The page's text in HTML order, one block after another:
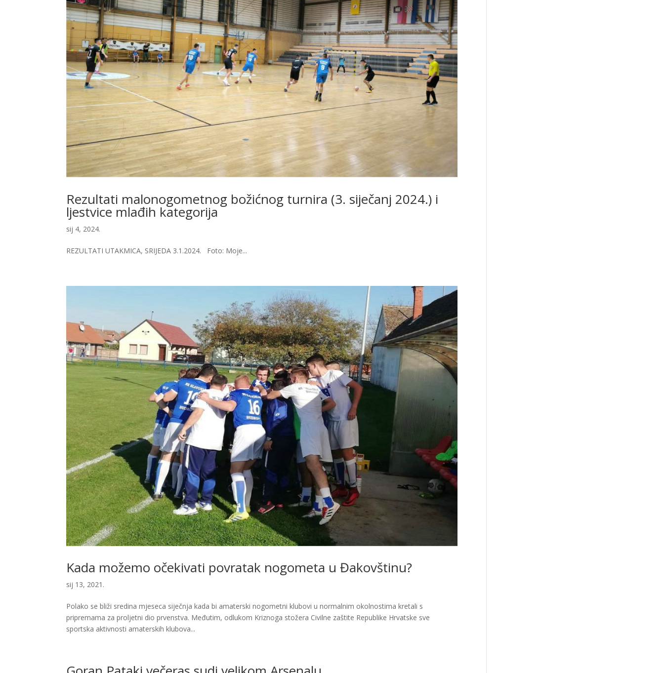
Rezultati malonogometnog božićnog turnira (3. siječanj 2024.) i
ljestvice mlađih kategorija
sij 4, 2024.
REZULTATI UTAKMICA, SRIJEDA 3.1.2024. Foto: Moje...
Kada možemo očekivati povratak nogometa u Đakovštinu?
sij 13, 2021.
Polako se bliži sredina mjeseca siječnja kada bi amaterski nogometni klubovi u normalnim okolnostima kretali s
pripremama za proljetni dio prvenstva. Međutim, odlukom Kriznoga stožera Civilne zaštite Republike Hrvatske sve
sportska aktivnosti amaterskih klubova...